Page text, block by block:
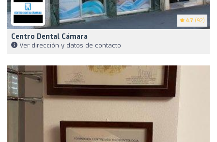
4.7 (92)
Centro Dental Cámara
Ver dirección y datos de contacto